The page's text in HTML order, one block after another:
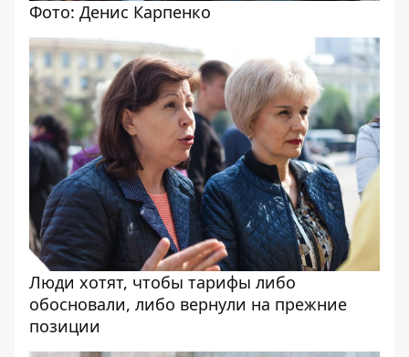
Фото: Денис Карпенко
Люди хотят, чтобы тарифы либо
обосновали, либо вернули на прежние
позиции